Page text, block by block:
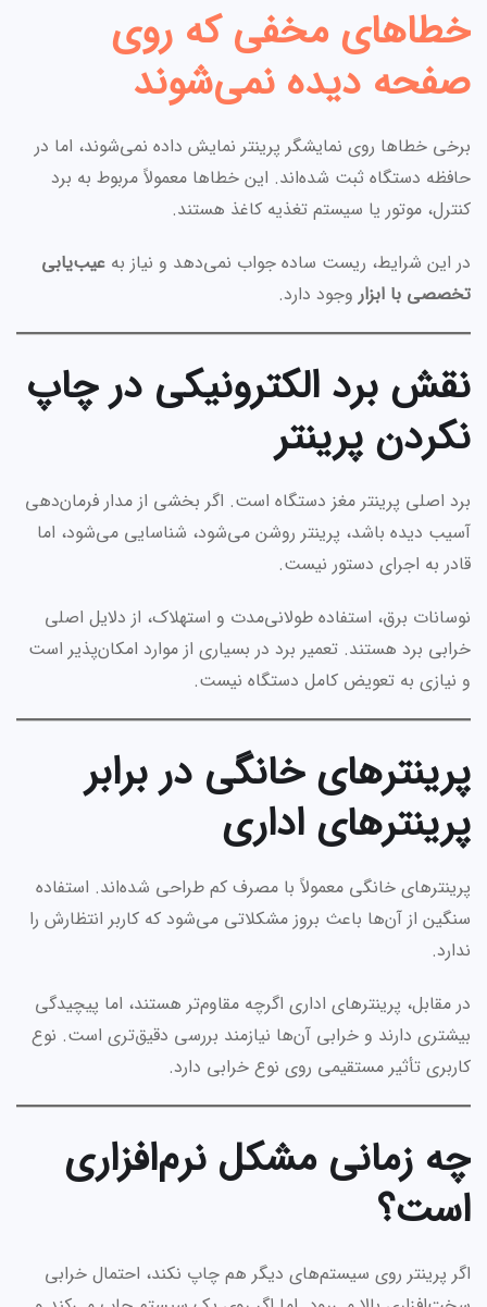
خطاهای مخفی که روی
صفحه دیده نمی‌شوند
برخی خطاها روی نمایشگر پرینتر نمایش داده نمی‌شوند، اما در
حافظه دستگاه ثبت شده‌اند. این خطاها معمولاً مربوط به برد
کنترل، موتور یا سیستم تغذیه کاغذ هستند.
در این شرایط، ریست ساده جواب نمی‌دهد و نیاز به عیب‌یابی
تخصصی با ابزار وجود دارد.
نقش برد الکترونیکی در چاپ
نکردن پرینتر
برد اصلی پرینتر مغز دستگاه است. اگر بخشی از مدار فرمان‌دهی
آسیب دیده باشد، پرینتر روشن می‌شود، شناسایی می‌شود، اما
قادر به اجرای دستور نیست.
نوسانات برق، استفاده طولانی‌مدت و استهلاک، از دلایل اصلی
خرابی برد هستند. تعمیر برد در بسیاری از موارد امکان‌پذیر است
و نیازی به تعویض کامل دستگاه نیست.
پرینترهای خانگی در برابر
پرینترهای اداری
پرینترهای خانگی معمولاً با مصرف کم طراحی شده‌اند. استفاده
سنگین از آن‌ها باعث بروز مشکلاتی می‌شود که کاربر انتظارش را
ندارد.
در مقابل، پرینترهای اداری اگرچه مقاوم‌تر هستند، اما پیچیدگی
بیشتری دارند و خرابی آن‌ها نیازمند بررسی دقیق‌تری است. نوع
کاربری تأثیر مستقیمی روی نوع خرابی دارد.
چه زمانی مشکل نرم‌افزاری
است؟
اگر پرینتر روی سیستم‌های دیگر هم چاپ نکند، احتمال خرابی